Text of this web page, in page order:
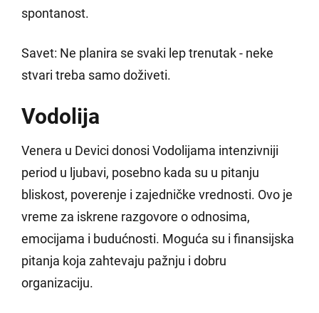
spontanost.
Savet: Ne planira se svaki lep trenutak - neke
stvari treba samo doživeti.
Vodolija
Venera u Devici donosi Vodolijama intenzivniji
period u ljubavi, posebno kada su u pitanju
bliskost, poverenje i zajedničke vrednosti. Ovo je
vreme za iskrene razgovore o odnosima,
emocijama i budućnosti. Moguća su i finansijska
pitanja koja zahtevaju pažnju i dobru
organizaciju.